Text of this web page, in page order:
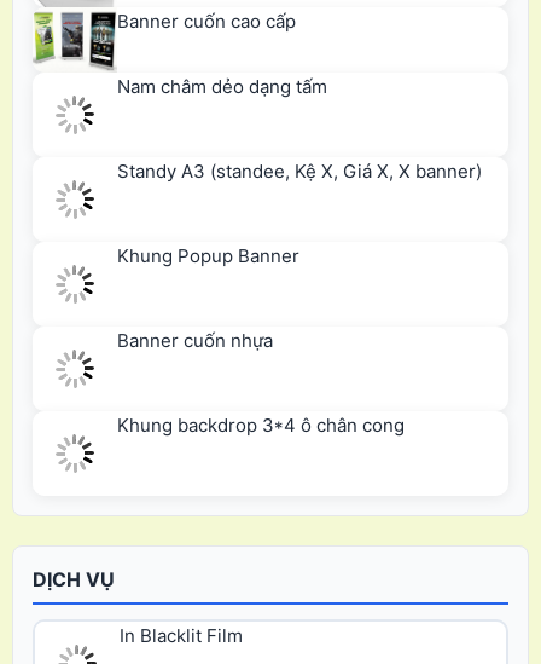
Banner cuốn cao cấp
Nam châm dẻo dạng tấm
Banner cuốn nhựa
Khung backdrop 3*4 ô chân cong